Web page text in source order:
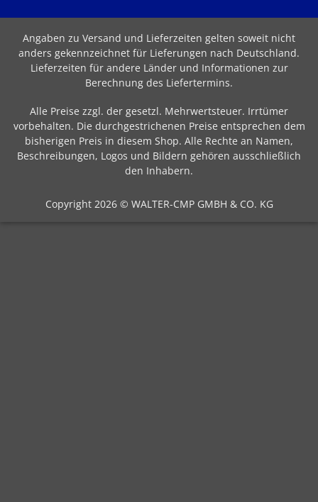
Angaben zu Versand und Lieferzeiten gelten soweit nicht
anders gekennzeichnet für Lieferungen nach Deutschland.
Lieferzeiten für andere Länder und Informationen zur
Berechnung des Liefertermins.
Alle Preise zzgl. der gesetzl. Mehrwertsteuer. Irrtümer
vorbehalten. Die durchgestrichenen Preise entsprechen dem
bisherigen Preis in diesem Shop. Alle Rechte an Namen,
Beschreibungen, Logos und Bildern gehören ausschließlich
den Inhabern.
Copyright 2026 © WALTER-CMP GMBH & CO. KG